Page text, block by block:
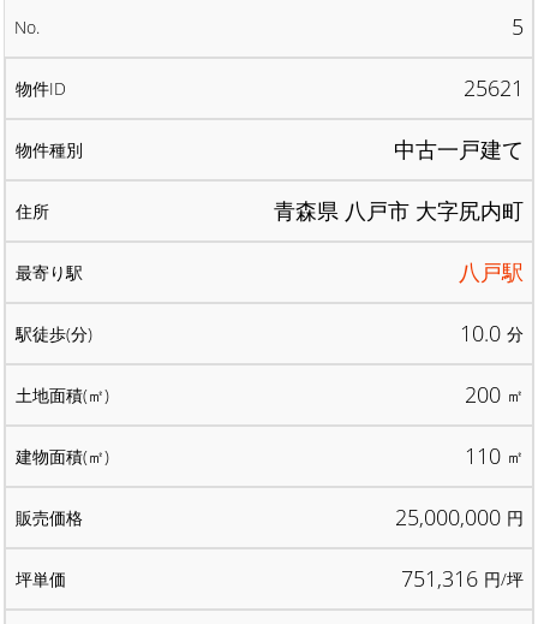
5
25621
中古一戸建て
青森県 八戸市 大字尻内町
八戸駅
10.0 分
200 ㎡
110 ㎡
25,000,000 円
751,316 円/坪